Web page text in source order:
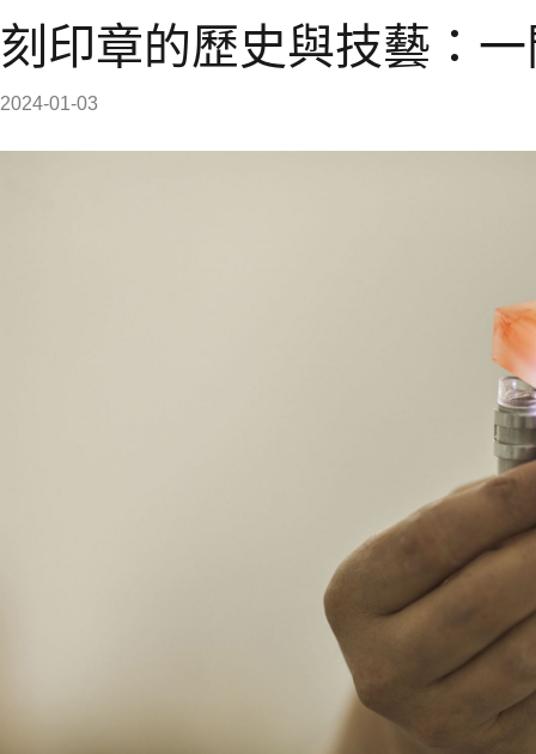
刻印章的歷史與技藝：
2024-01-03